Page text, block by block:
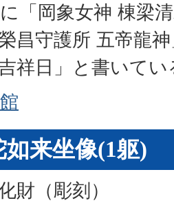
「岡象女神 棟梁
昌守護所 五帝龍
祥日」と書いてい
来坐像(1躯)
財（彫刻）